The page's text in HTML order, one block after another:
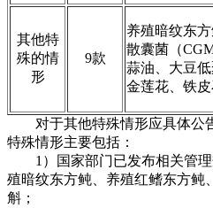
其他特
殊的情
形
9款
养殖暗纹东
散囊菌（
蒜油、大豆低
金莲花、铁
对于其他特殊情形应具体公
特殊情形主要包括：
1）国家部门已发布相关管理
殖暗纹东方鲀、养殖红鳍东方鲀
斛；